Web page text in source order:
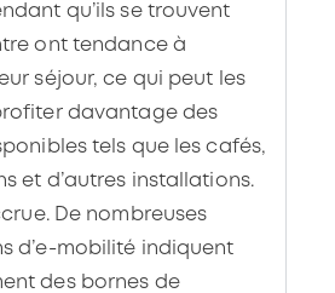
qu’ils se trouvent
ont tendance à
séjour, ce qui peut les
davantage des
tels que les cafés,
et d’autres installations.
De nombreuses
d’e-mobilité indiquent
des bornes de